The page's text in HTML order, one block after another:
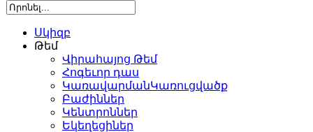
Սկիզբ
Թեմ
Վիրահայոց Թեմ
Հոգեւոր դաս
ԿառավարմանԿառուցվածք
Բաժիններ
Կենտրոններ
Եկեղեցիներ